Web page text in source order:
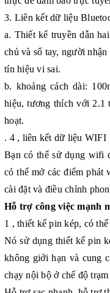
3. Liên kết dữ liệu
a. Thiết kế truyền dẫn
chủ và sổ tay, người
tín hiệu vi sai.
b. khoảng cách dài:
hiệu, tương thích với 2.1
hoạt.
. 4 , liên kết dữ liệu WIFI
Bạn có thể sử dụng wifi
có thể mở các điểm phát
cài đặt và điều chỉnh
Hỗ trợ công việc mạnh
1 , thiết kế pin kép, có
Nó sử dụng thiết kế pin
không giới hạn và cung
chạy nội bộ ở chế độ trạm